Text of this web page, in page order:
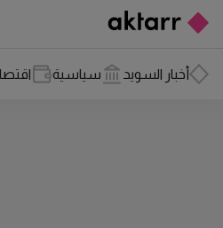
أخبار السويد سياسية